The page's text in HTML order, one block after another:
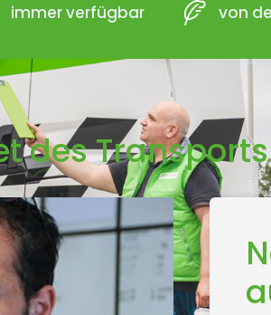
immer verfügbar von
des Transports